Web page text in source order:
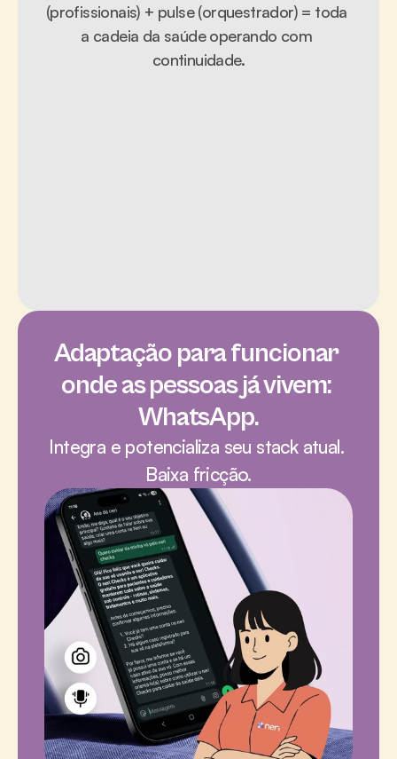
(profissionais) + pulse (orquestrador) = toda
a cadeia da saúde operando com
continuidade.
Adaptação para funcionar
onde as pessoas já vivem:
WhatsApp.
Baixa fricção.